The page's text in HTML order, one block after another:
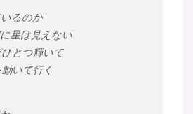
るのか
星は見えない
とつ輝いて
いて行く